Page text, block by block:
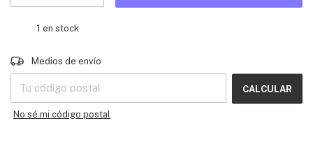
1 en stock
Entregas para el CP:
Medios de envío
CALCULAR
No sé mi código postal